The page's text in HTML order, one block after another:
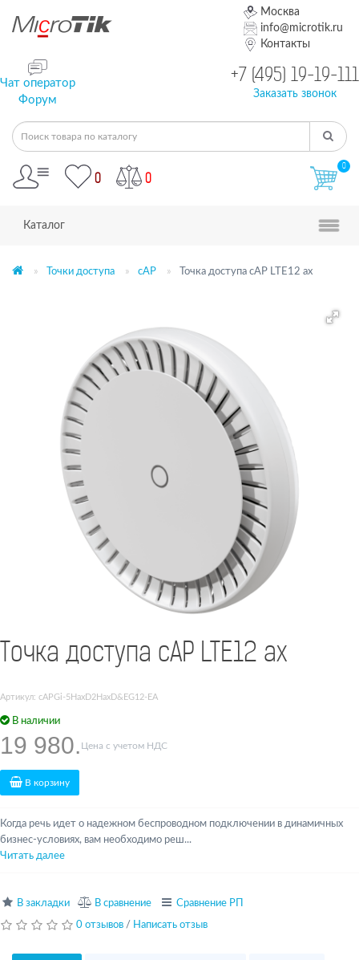
Москва
info@microtik.ru
Контакты
Чат оператор
Форум
+7 (495) 19-19-111
Заказать звонок
0 0
0
Каталог
Точки доступа cAP Точка доступа cAP LTE12 ax
Точка доступа cAP LTE12 ax
Артикул: cAPGi-5HaxD2HaxD&EG12-EA
В наличии
19 980. Цена с учетом НДС
В корзину
Когда речь идет о надежном беспроводном подключении в динамичных
бизнес-условиях, вам необходимо реш...
Читать далее
В закладки В сравнение Сравнение РП
0 отзывов / Написать отзыв